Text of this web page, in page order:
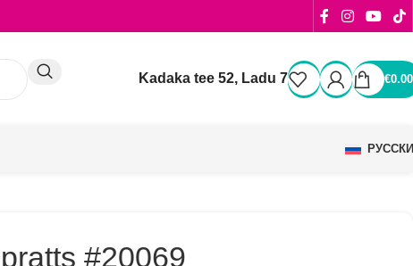
Kadaka tee 52, Ladu 7 €0.00
#20069